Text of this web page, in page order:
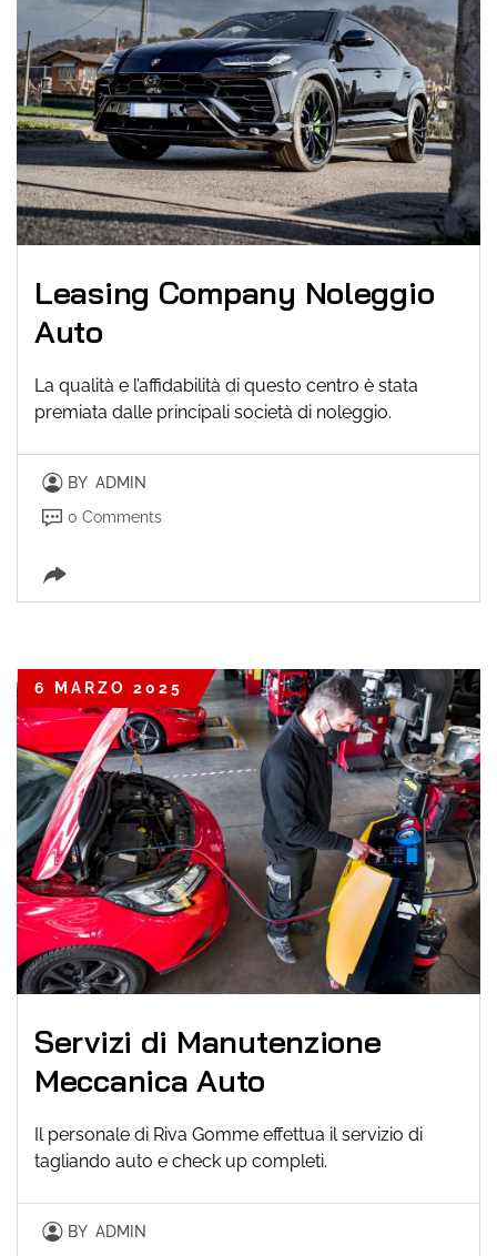
Leasing Company Noleggio
Auto
La qualità e l’affidabilità di questo centro è stata
premiata dalle principali società di noleggio.
BY ADMIN
0 Comments
6 MARZO 2025
Servizi di Manutenzione
Meccanica Auto
Il personale di Riva Gomme effettua il servizio di
tagliando auto e check up completi.
BY ADMIN